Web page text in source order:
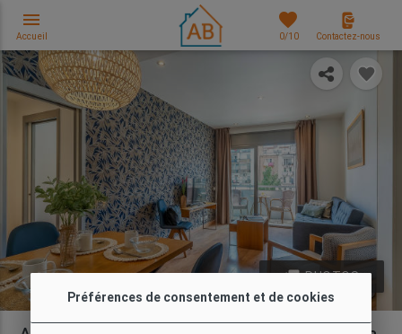
Contactez-nous
favorites
0/10
menu
Accueil
photo_library PHOTOS
Préférences de consentement et de cookies